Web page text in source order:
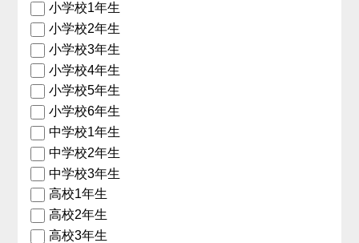
小学校1年生
小学校2年生
小学校3年生
小学校4年生
小学校5年生
小学校6年生
中学校1年生
中学校2年生
中学校3年生
高校1年生
高校2年生
高校3年生